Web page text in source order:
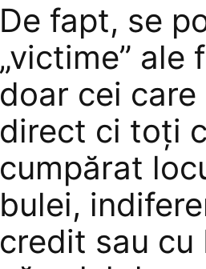
De fapt, se
„victime” ale
doar cei
direct ci toți
cumpărat
bulei,
credit sau cu